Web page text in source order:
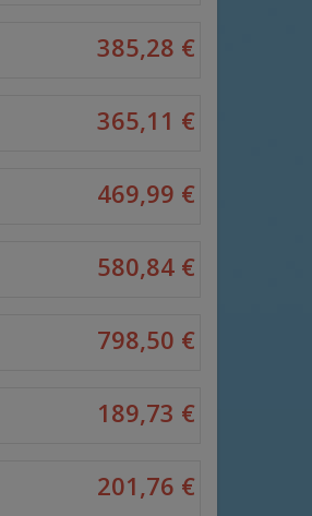
385,28 €
365,11 €
469,99 €
580,84 €
798,50 €
189,73 €
201,76 €